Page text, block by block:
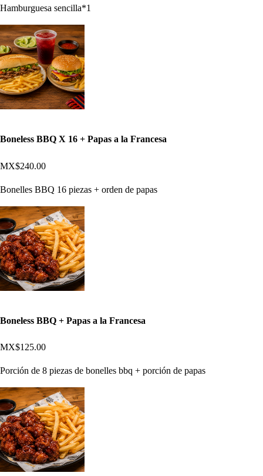
Hamburguesa sencilla*1
Boneless BBQ X 16 + Papas a la Francesa
MX$240.00
Bonelles BBQ 16 piezas + orden de papas
Boneless BBQ + Papas a la Francesa
MX$125.00
Porción de 8 piezas de bonelles bbq + porción de papas